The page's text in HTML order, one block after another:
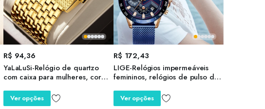
R$ 94,36
YaLaLuSi-Relógio de quartzo
com caixa para mulheres, cor
chapeamento iônico, elegante,
estilo lindo, quente, novo, 2024
Ver opções
R$ 172,43
LIGE-Relógios impermeáveis
femininos, relógios de pulso de
moda luxo
Ver opções